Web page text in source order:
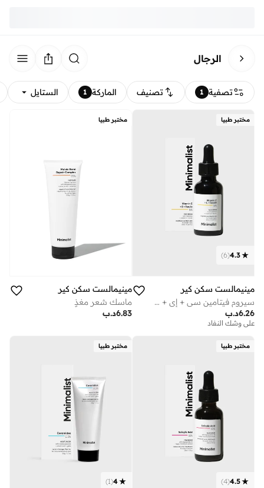
الرجال
تصفية 1 تصنيف الماركة 1 الستايل
مختبر طبيا
4.3
(
6
)
مينيمالست سكن كير
سيروم فيتامين سي + إي + حمض الفيروليك للوجه بتركيز 16%
د.ب6.26
على وشك النفاد
مختبر طبيا
مينيمالست سكن كير
ماسك شعر مغذٍ
د.ب6.83
مختبر طبيا
4.5
(
4
)
مختبر طبيا
4
(
1
)